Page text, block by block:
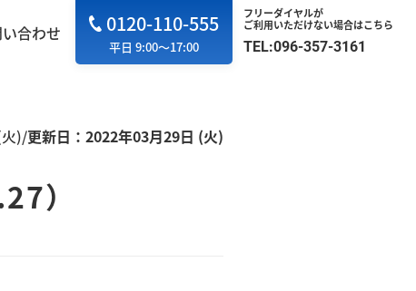
合わせ 0120-110-555
平日 9:00～17:00
フリーダイヤルが
ご利用いただけない場合はこちら
TEL:096-357-3161
)/更新日：2022年03月29日 (火)
）